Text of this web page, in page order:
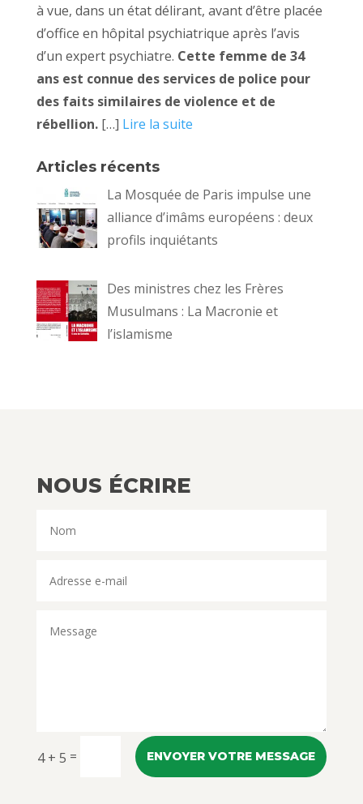
à vue, dans un état délirant, avant d’être placée
d’office en hôpital psychiatrique après l’avis
d’un expert psychiatre. Cette femme de 34
ans est connue des services de police pour
des faits similaires de violence et de
rébellion.[…] Lire la suite
Articles récents
La Mosquée de Paris impulse une
alliance d’imâms européens : deux
profils inquiétants
Des ministres chez les Frères
Musulmans : La Macronie et
l’islamisme
NOUS ÉCRIRE
4 + 5 = ENVOYER VOTRE MESSAGE